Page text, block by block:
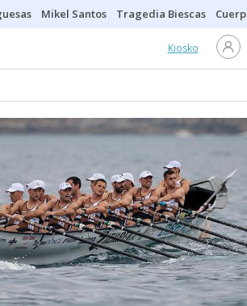
Mikel Santos Tragedia Biescas
Kiosko